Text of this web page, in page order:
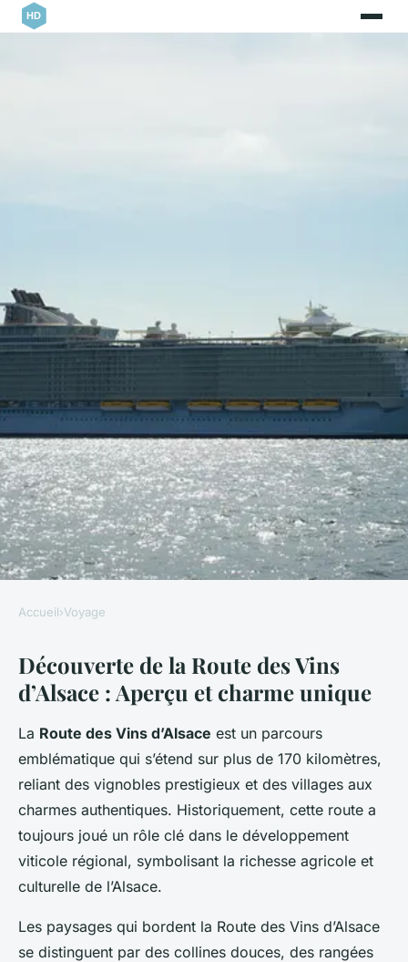
VOYAGE
Explorez la magie de la Route
des Vins d'Alsace : Une
aventure au cœur des
vignobles mythiques.
Mathilde 29 avril 2025 7 min de lecture
Accueil›Voyage
Découverte de la Route des Vins
d’Alsace : Aperçu et charme unique
La Route des Vins d’Alsace est un parcours
emblématique qui s’étend sur plus de 170 kilomètres,
reliant des vignobles prestigieux et des villages aux
charmes authentiques. Historiquement, cette route a
toujours joué un rôle clé dans le développement
viticole régional, symbolisant la richesse agricole et
culturelle de l’Alsace.
Les paysages qui bordent la Route des Vins d’Alsace
se distinguent par des collines douces, des rangées